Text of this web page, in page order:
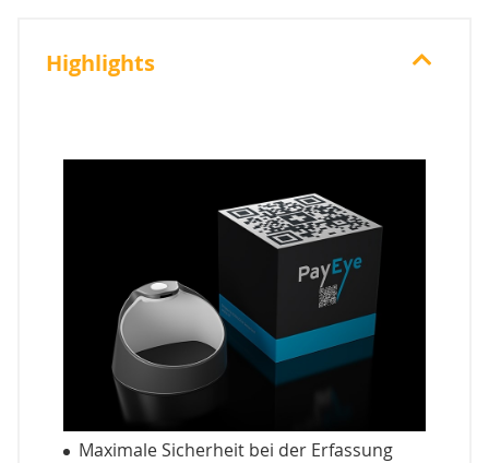
Highlights
Maximale Sicherheit bei der Erfassung